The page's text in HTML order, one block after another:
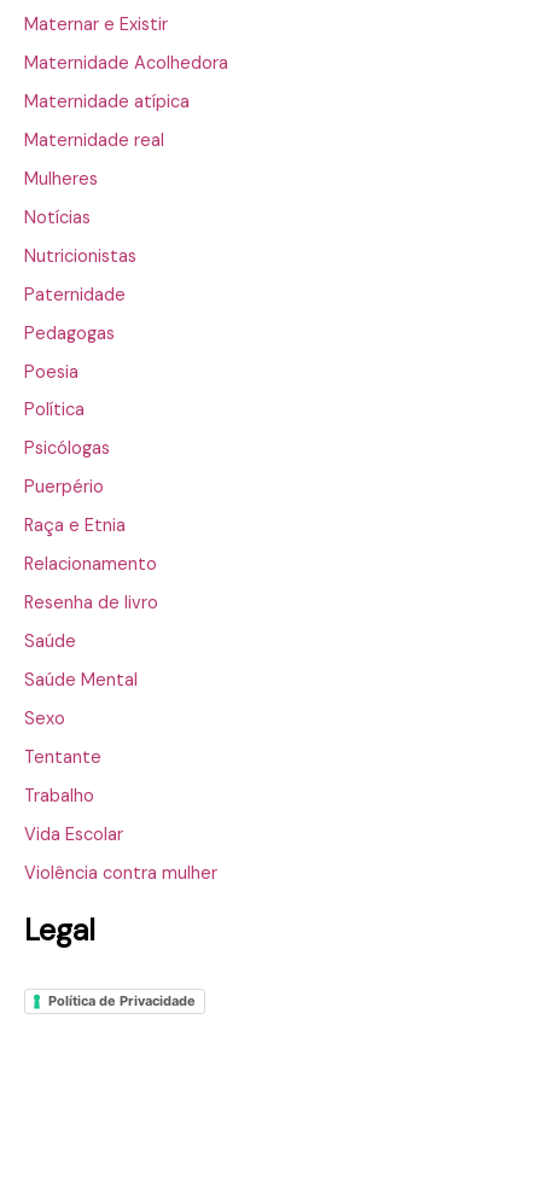
Maternar e Existir
Maternidade Acolhedora
Maternidade atípica
Maternidade real
Mulheres
Notícias
Nutricionistas
Paternidade
Pedagogas
Poesia
Política
Psicólogas
Puerpério
Raça e Etnia
Relacionamento
Resenha de livro
Saúde
Saúde Mental
Sexo
Tentante
Trabalho
Vida Escolar
Violência contra mulher
Legal
Política de Privacidade